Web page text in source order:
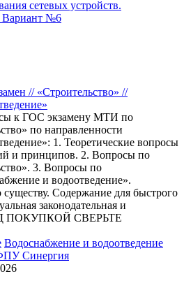
// «Строительство» //
к ГОС экзамену МТИ по
по направленности
1. Теоретические вопросы
и принципов. 2. Вопросы по
3. Вопросы по
и водоотведение».
Содержание для быстрого
законодательная и
ПОКУПКОЙ СВЕРЬТЕ
Водоснабжение и водоотведение
Синергия